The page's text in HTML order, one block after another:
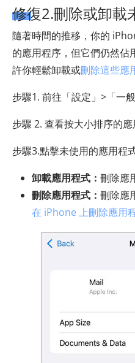
修復2.刪除或卸載
隨著時間的推移，你的
的應用程序，但它們仍然佔
許你輕鬆卸載或刪除這些應
步驟1. 前往「設定」>「一
步驟 2. 查看按大小排序的應
步驟3.點擊未使用的應用程
卸載應用程式： 刪除應
刪除應用程式： 刪除應
在 iPhone 上刪除應用